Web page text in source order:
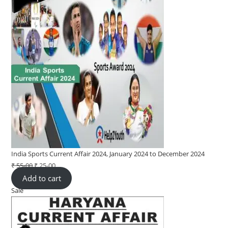
India Sports Current Affair 2024, January 2024 to December 2024
₹55-00Original
price
was:
00.
₹25-00Current
price
is:
₹ 25-
00.
Add to cart
SaleProduct
sale